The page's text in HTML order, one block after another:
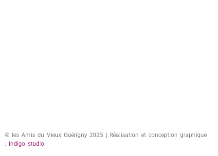
© les Amis du Vieux Guérigny 2025 | Réalisation et conception graphique
: indigo studio